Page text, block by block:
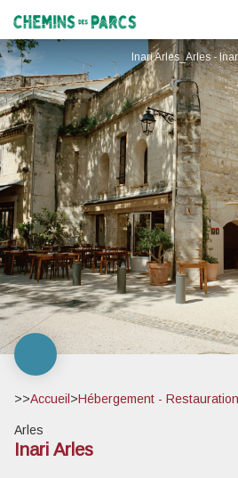
Chemins des Parcs
Inari Arles_Arles -
>>Accueil >Hébergement - Restauration
Arles
Inari Arles